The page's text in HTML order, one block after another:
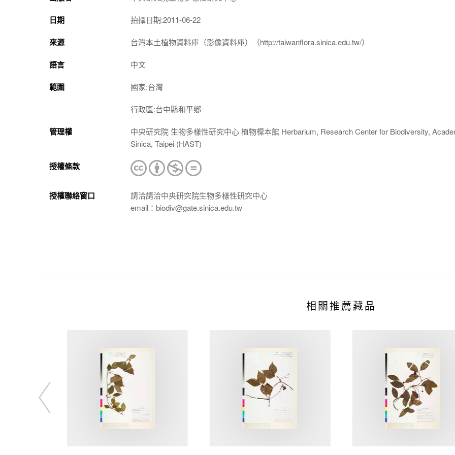
日期 拍攝日期:2011-06-22
來源 台灣本土植物資料庫（影像資料庫）（http://taiwanflora.sinica.edu.tw/）
語言 中文
範圍 國家:台灣
行政區:台中縣和平鄉
管理權
中央研究院 生物多樣性研究中心 植物標本館 Herbarium, Research Center for Biodiversity,
Sinica, Taipei (HAST)
授權條款
授權聯絡窗口
請洽請洽中央研究院生物多樣性研究中心
email：biodiv@gate.sinica.edu.tw
相關推薦藏品